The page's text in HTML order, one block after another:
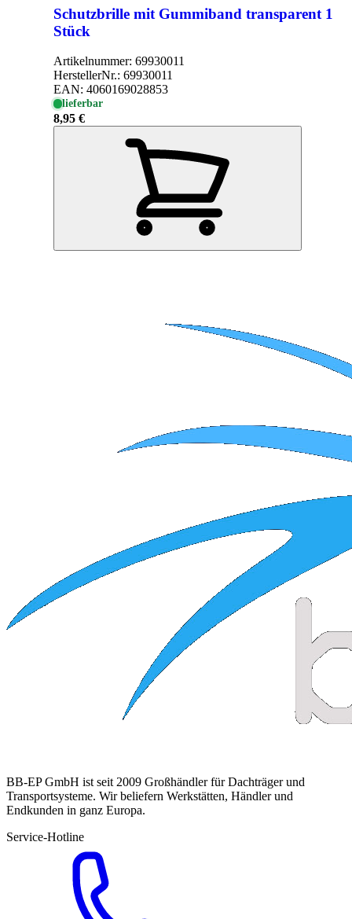
Schutzbrille mit Gummiband transparent 1
Stück
Artikelnummer: 69930011
HerstellerNr.: 69930011
EAN: 4060169028853
lieferbar
8,95 €
BB-EP GmbH ist seit 2009 Großhändler für Dachträger und
Transportsysteme. Wir beliefern Werkstätten, Händler und
Endkunden in ganz Europa.
Service-Hotline